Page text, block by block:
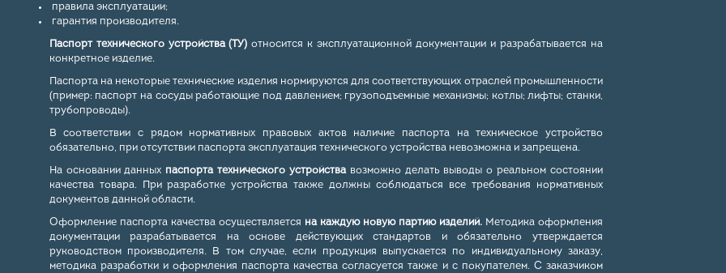
правила эксплуатации;
гарантия производителя.
Паспорт технического устройства (ТУ) относится к эксплуатационной документации и разрабатывается на
конкретное изделие.
Паспорта на некоторые технические изделия нормируются для соответствующих отраслей промышленности
(пример: паспорт на сосуды работающие под давлением; грузоподъемные механизмы; котлы; лифты; станки,
трубопроводы).
В соответствии с рядом нормативных правовых актов наличие паспорта на техническое устройство
обязательно, при отсутствии паспорта эксплуатация технического устройства невозможна и запрещена.
На основании данных паспорта технического устройствавозможно делать выводы о реальном состоянии
качества товара. При разработке устройства также должны соблюдаться все требования нормативных
документов данной области.
Оформление паспорта качества осуществляется на каждую новую партию изделий.Методика оформления
документации разрабатывается на основе действующих стандартов и обязательно утверждается
руководством производителя. В том случае, если продукция выпускается по индивидуальному заказу,
методика разработки и оформления паспорта качества согласуется также и с покупателем. С заказчиком